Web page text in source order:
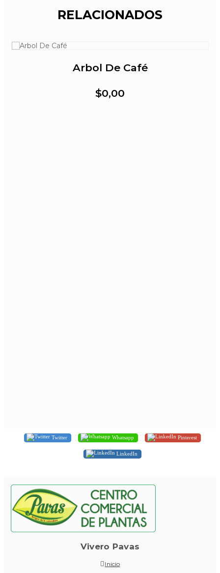
RELACIONADOS
Arbol De Café
$0,00
Twitter Whatsapp Pinterest
LinkedIn
Vivero Pavas
Inicio